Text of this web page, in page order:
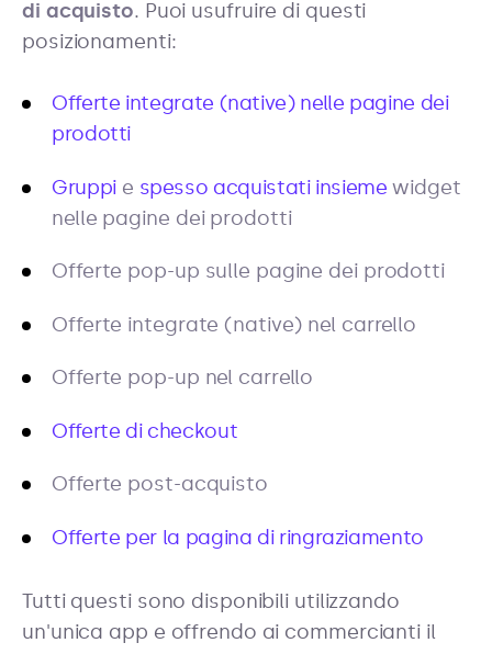
di acquisto. Puoi usufruire di questi
posizionamenti:
Offerte integrate (native) nelle pagine dei
prodotti
Gruppie spesso acquistati insieme widget
nelle pagine dei prodotti
Offerte pop-up sulle pagine dei prodotti
Offerte integrate (native) nel carrello
Offerte pop-up nel carrello
Offerte di checkout
Offerte post-acquisto
Offerte per la pagina di ringraziamento
Tutti questi sono disponibili utilizzando
un'unica app e offrendo ai commercianti il